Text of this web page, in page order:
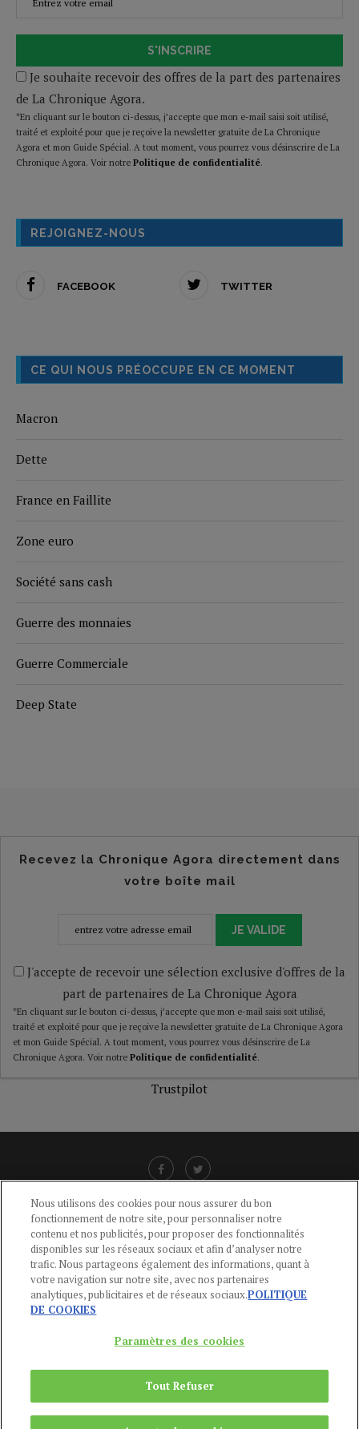
S'INSCRIRE
Je souhaite recevoir des offres de la part des partenaires
de La Chronique Agora.
*En cliquant sur le bouton ci-dessus, j’accepte que mon e-mail saisi soit utilisé,
traité et exploité pour que je reçoive la newsletter gratuite de La Chronique
Agora et mon Guide Spécial. A tout moment, vous pourrez vous désinscrire de La
Chronique Agora. Voir notre Politique de confidentialité.
REJOIGNEZ-NOUS
FACEBOOK TWITTER
CE QUI NOUS PRÉOCCUPE EN CE MOMENT
Macron
Dette
France en Faillite
Zone euro
Société sans cash
Guerre des monnaies
Guerre Commerciale
Deep State
Recevez la Chronique Agora directement dans
votre boîte mail
JE VALIDE
J'accepte de recevoir une sélection exclusive d'offres de la
part de partenaires de La Chronique Agora
*En cliquant sur le bouton ci-dessus, j’accepte que mon e-mail saisi soit utilisé,
traité et exploité pour que je reçoive la newsletter gratuite de La Chronique Agora
et mon Guide Spécial. A tout moment, vous pourrez vous désinscrire de La
Chronique Agora. Voir notre Politique de confidentialité.
Trustpilot
LIENS UTILES
CGU-POLITIQUE DE CONFIDENTIALITÉ -POLITIQUE DES COOKIES
MENTIONS LÉGALES -AIDE
CONTACT
Du Lundi au Vendredi, 9h-13h et 14h-17h
Copyright © 2024Publications Agora
Nous utilisons des cookies pour nous assurer du bon
fonctionnement de notre site, pour personnaliser notre
contenu et nos publicités, pour proposer des fonctionnalités
disponibles sur les réseaux sociaux et afin d’analyser notre
trafic. Nous partageons également des informations, quant à
votre navigation sur notre site, avec nos partenaires
analytiques, publicitaires et de réseaux sociaux.POLITIQUE
DE COOKIES
Paramètres des cookies
Tout Refuser